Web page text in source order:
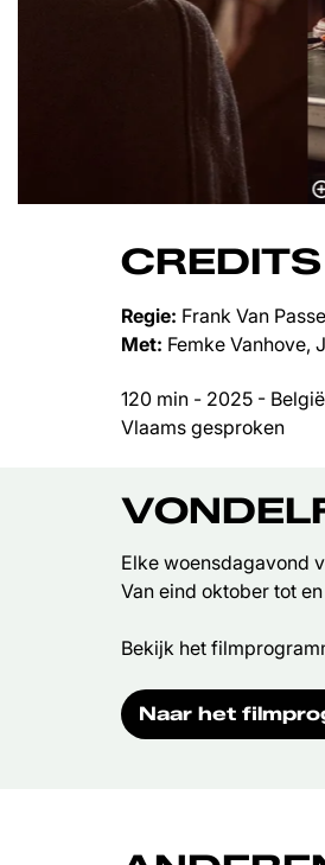
CREDITS
Regie: Frank Van
Met: Femke Vanhove,
120 min - 2025 - België
Vlaams gesproken
Elke woensdagavond
Van eind oktober tot
Bekijk het
Naar het